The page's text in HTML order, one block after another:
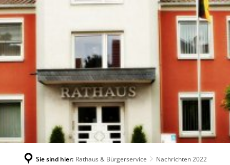
Sie sind hier: Rathaus & Bürgerservice
Nachrichten 2022